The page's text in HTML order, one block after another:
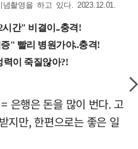
촬영을 하고 있다. 2023.12.01.
은행은 돈을 많이 번다. 고
지만, 한편으로는 좋은 일